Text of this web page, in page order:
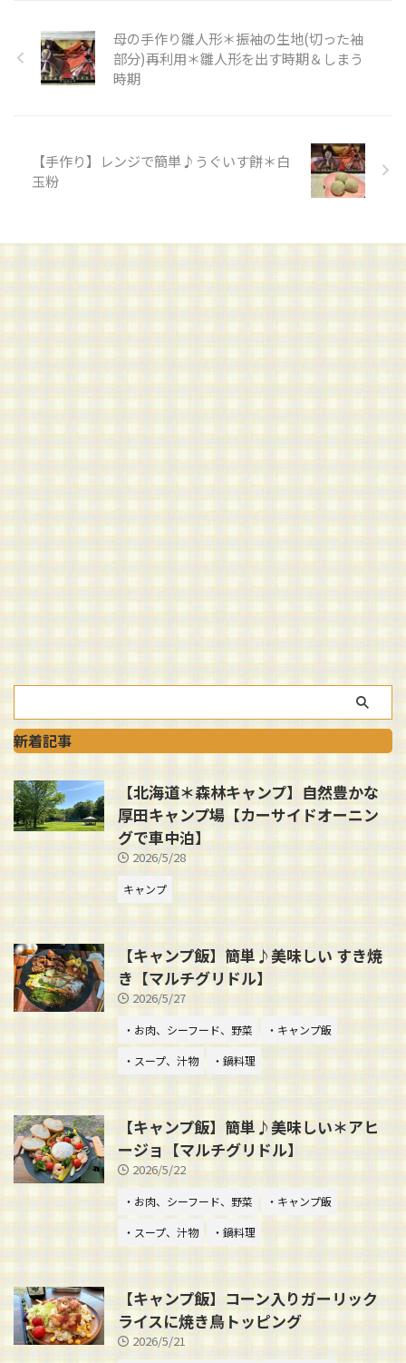
母の手作り雛人形＊振袖の生地(切った袖
部分)再利用＊雛人形を出す時期＆しまう
時期
【手作り】レンジで簡単♪うぐいす餅＊白
玉粉
新着記事
【北海道＊森林キャンプ】自然豊かな
厚田キャンプ場【カーサイドオーニン
グで車中泊】
2026/5/28
キャンプ
【キャンプ飯】簡単♪美味しい すき焼
き【マルチグリドル】
2026/5/27
・お肉、シーフード、野菜
・キャンプ飯
・スープ、汁物
・鍋料理
【キャンプ飯】簡単♪美味しい＊アヒ
ージョ【マルチグリドル】
2026/5/22
・お肉、シーフード、野菜
・キャンプ飯
・スープ、汁物
・鍋料理
【キャンプ飯】コーン入りガーリック
ライスに焼き鳥トッピング
2026/5/21